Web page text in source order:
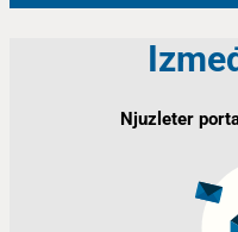
Njuzleter